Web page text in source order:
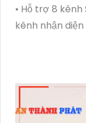
• Hỗ trợ 8 kênh
kênh nhận